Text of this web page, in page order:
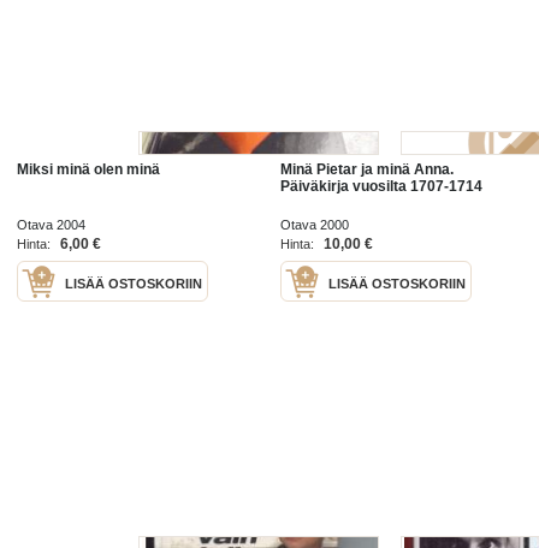
Miksi minä olen minä
Otava 2004
Hinta:
6,00 €
LISÄÄ OSTOSKORIIN
Minä Pietar ja minä Anna.
Päiväkirja vuosilta 1707-1714
Otava 2000
Hinta:
10,00 €
LISÄÄ OSTOSKORIIN